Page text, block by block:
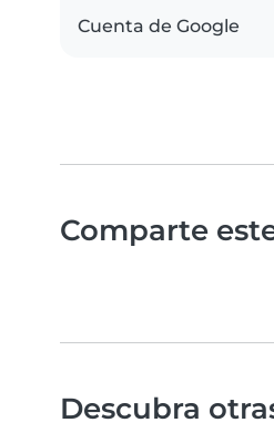
Cuenta de Google
Comparte
Descubra